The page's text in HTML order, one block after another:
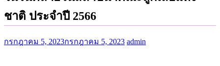
ชาติ ประจำปี 2566
กรกฎาคม 5, 2023กรกฎาคม 5, 2023 admin